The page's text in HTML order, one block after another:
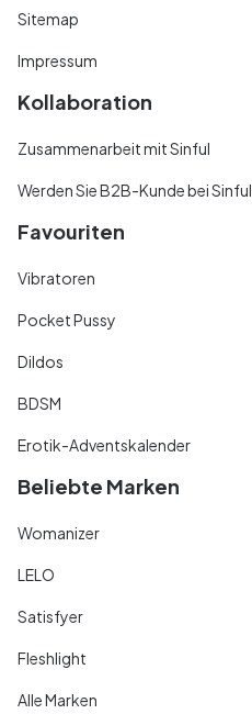
Sitemap
Impressum
Kollaboration
Zusammenarbeit mit Sinful
Werden Sie B2B-Kunde bei Sinful
Favouriten
Vibratoren
Pocket Pussy
Dildos
BDSM
Erotik-Adventskalender
Beliebte Marken
Womanizer
LELO
Satisfyer
Fleshlight
Alle Marken